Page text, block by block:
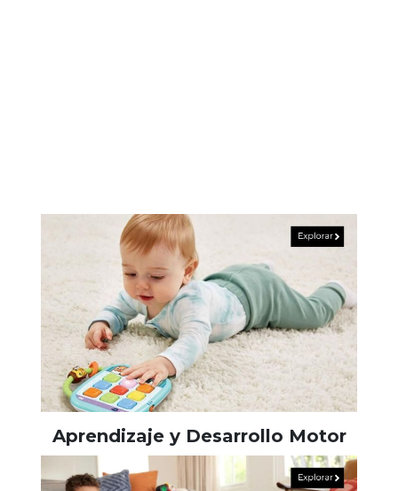
Aprendizaje y Desarrollo Motor